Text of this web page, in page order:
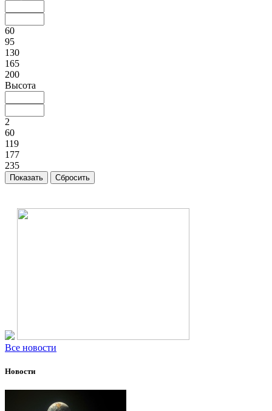
60
95
130
165
200
Высота
2
60
119
177
235
Все новости
Новости